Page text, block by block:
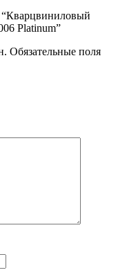
“Кварцвиниловый
Platinum”
Обязательные поля